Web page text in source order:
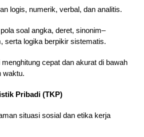
logis, numerik, verbal, dan analitis.
soal angka, deret, sinonim–
serta logika berpikir sistematis.
menghitung cepat dan akurat di bawah
waktu.
Pribadi (TKP)
situasi sosial dan etika kerja